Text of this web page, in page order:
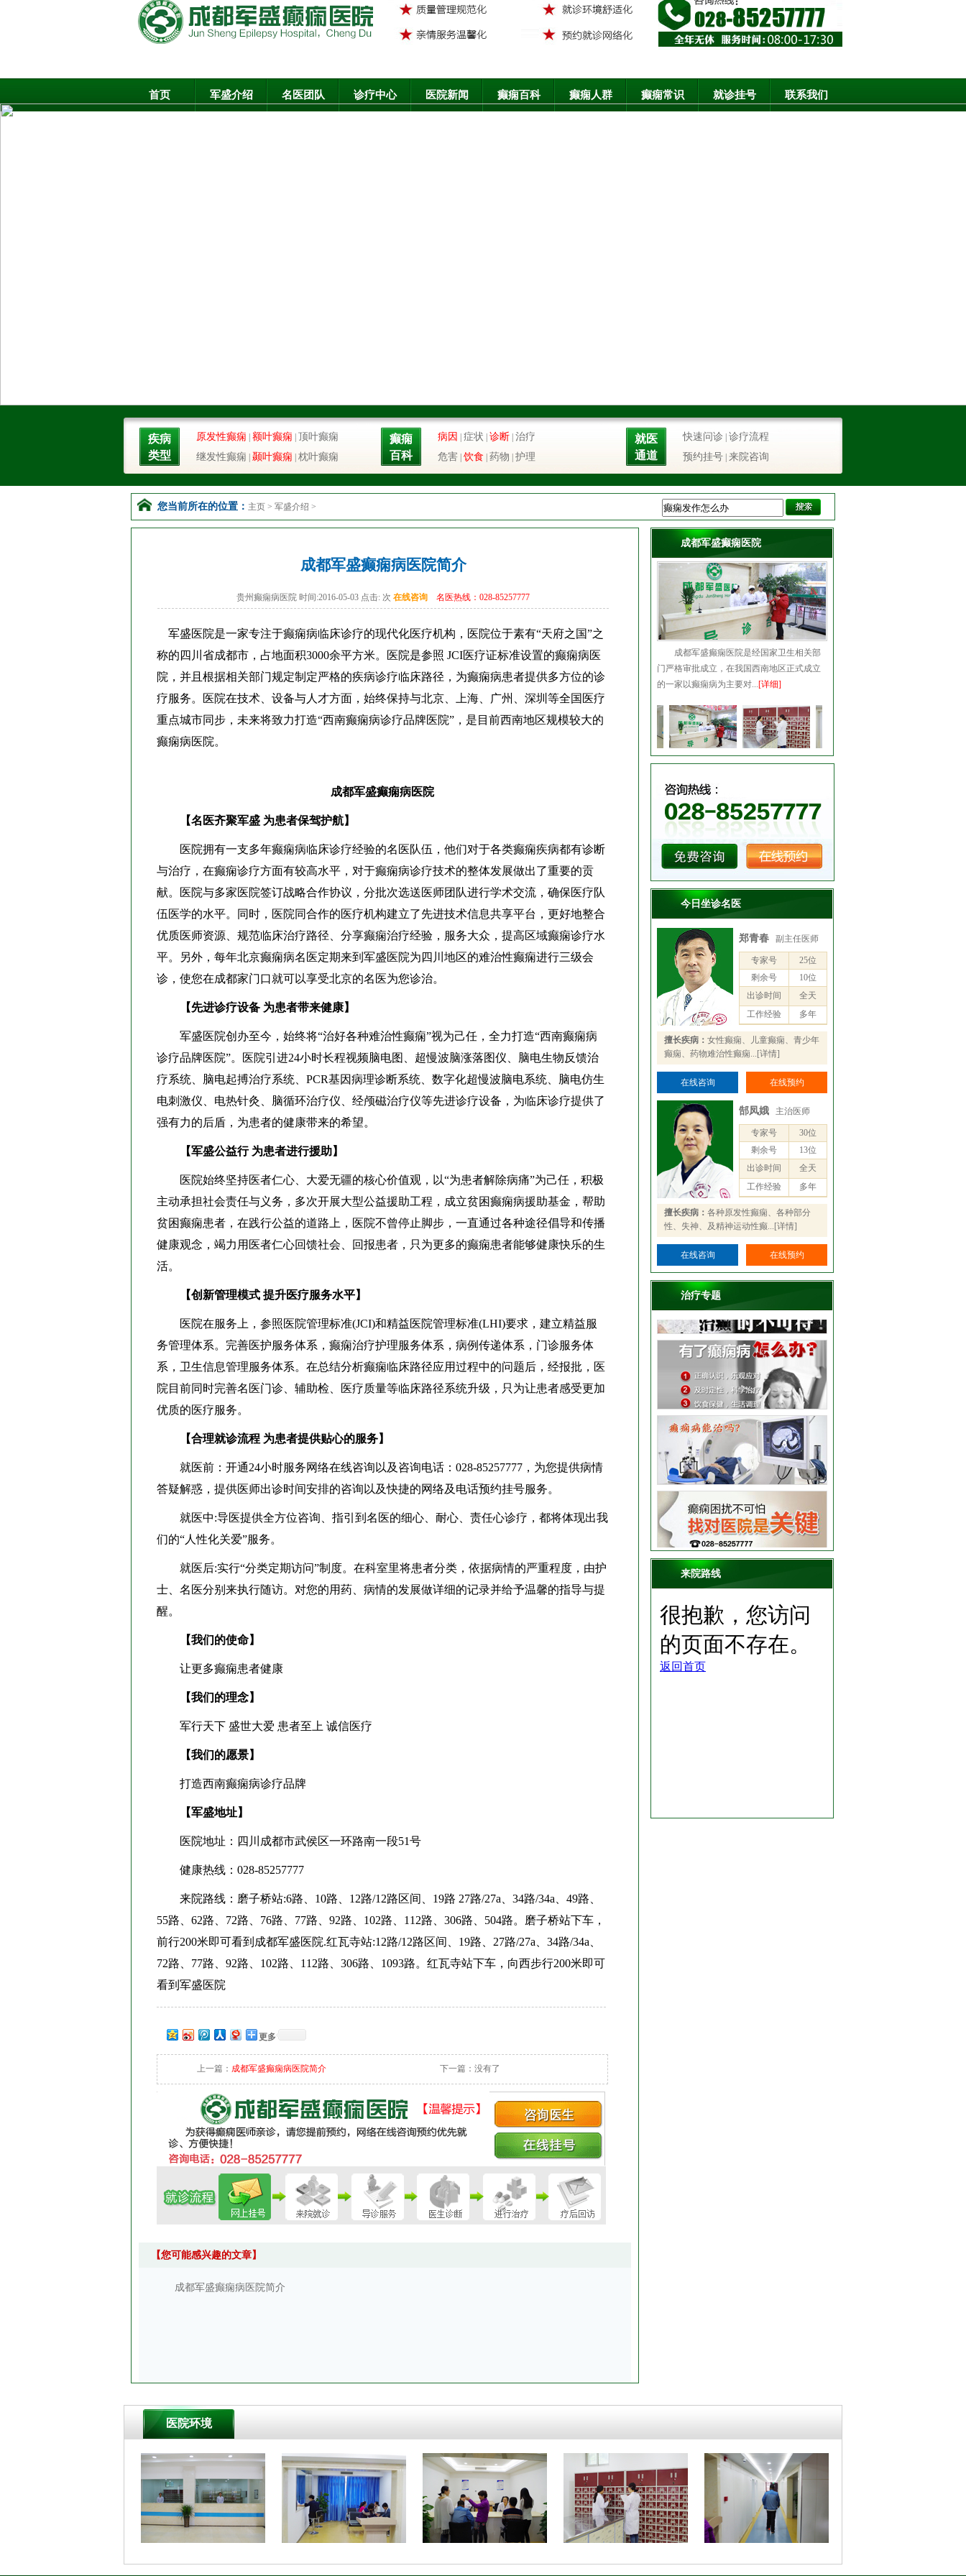
首页 军盛介绍 名医团队 诊疗中心 医院新闻 癫痫百科 癫痫人群 癫痫常识 就诊挂号 联系我们
疾病
类型
原发性癫痫 额叶癫痫 顶叶癫痫
继发性癫痫 颞叶癫痫 枕叶癫痫
癫痫
百科
病因 症状 诊断 治疗
危害 饮食 药物 护理
就医
通道
快速问诊 诊疗流程
预约挂号 来院咨询
您当前所在的位置： 主页 > 军盛介绍 >
成都军盛癫痫病医院简介
贵州癫痫病医院 时间:2016-05-03 点击: 次 在线咨询 名医热线：028-85257777
军盛医院是一家专注于癫痫病临床诊疗的现代化医疗机构，医院位于素有“天府之国”之
称的四川省成都市，占地面积3000余平方米。医院是参照 JCI医疗证标准设置的癫痫病医
院，并且根据相关部门规定制定严格的疾病诊疗临床路径，为癫痫病患者提供多方位的诊
疗服务。医院在技术、设备与人才方面，始终保持与北京、上海、广州、深圳等全国医疗
重点城市同步，未来将致力打造“西南癫痫病诊疗品牌医院”，是目前西南地区规模较大的
癫痫病医院。
成都军盛癫痫病医院
【名医齐聚军盛 为患者保驾护航】
医院拥有一支多年癫痫病临床诊疗经验的名医队伍，他们对于各类癫痫疾病都有诊断
与治疗，在癫痫诊疗方面有较高水平，对于癫痫病诊疗技术的整体发展做出了重要的贡
献。医院与多家医院签订战略合作协议，分批次选送医师团队进行学术交流，确保医疗队
伍医学的水平。同时，医院同合作的医疗机构建立了先进技术信息共享平台，更好地整合
优质医师资源、规范临床治疗路径、分享癫痫治疗经验，服务大众，提高区域癫痫诊疗水
平。另外，每年北京癫痫病名医定期来到军盛医院为四川地区的难治性癫痫进行三级会
诊，使您在成都家门口就可以享受北京的名医为您诊治。
【先进诊疗设备 为患者带来健康】
军盛医院创办至今，始终将“治好各种难治性癫痫”视为己任，全力打造“西南癫痫病
诊疗品牌医院”。医院引进24小时长程视频脑电图、超慢波脑涨落图仪、脑电生物反馈治
疗系统、脑电起搏治疗系统、PCR基因病理诊断系统、数字化超慢波脑电系统、脑电仿生
电刺激仪、电热针灸、脑循环治疗仪、经颅磁治疗仪等先进诊疗设备，为临床诊疗提供了
强有力的后盾，为患者的健康带来的希望。
【军盛公益行 为患者进行援助】
医院始终坚持医者仁心、大爱无疆的核心价值观，以“为患者解除病痛”为己任，积极
主动承担社会责任与义务，多次开展大型公益援助工程，成立贫困癫痫病援助基金，帮助
贫困癫痫患者，在践行公益的道路上，医院不曾停止脚步，一直通过各种途径倡导和传播
健康观念，竭力用医者仁心回馈社会、回报患者，只为更多的癫痫患者能够健康快乐的生
活。
【创新管理模式 提升医疗服务水平】
医院在服务上，参照医院管理标准(JCI)和精益医院管理标准(LHI)要求，建立精益服
务管理体系。完善医护服务体系，癫痫治疗护理服务体系，病例传递体系，门诊服务体
系，卫生信息管理服务体系。在总结分析癫痫临床路径应用过程中的问题后，经报批，医
院目前同时完善名医门诊、辅助检、医疗质量等临床路径系统升级，只为让患者感受更加
优质的医疗服务。
【合理就诊流程 为患者提供贴心的服务】
就医前：开通24小时服务网络在线咨询以及咨询电话：028-85257777，为您提供病情
答疑解惑，提供医师出诊时间安排的咨询以及快捷的网络及电话预约挂号服务。
就医中:导医提供全方位咨询、指引到名医的细心、耐心、责任心诊疗，都将体现出我
们的“人性化关爱”服务。
就医后:实行“分类定期访问”制度。在科室里将患者分类，依据病情的严重程度，由护
士、名医分别来执行随访。对您的用药、病情的发展做详细的记录并给予温馨的指导与提
醒。
【我们的使命】
让更多癫痫患者健康
【我们的理念】
军行天下 盛世大爱 患者至上 诚信医疗
【我们的愿景】
打造西南癫痫病诊疗品牌
【军盛地址】
医院地址：四川成都市武侯区一环路南一段51号
健康热线：028-85257777
来院路线：磨子桥站:6路、10路、12路/12路区间、19路 27路/27a、34路/34a、49路、
55路、62路、72路、76路、77路、92路、102路、112路、306路、504路。磨子桥站下车，
前行200米即可看到成都军盛医院.红瓦寺站:12路/12路区间、19路、27路/27a、34路/34a、
72路、77路、92路、102路、112路、306路、1093路。红瓦寺站下车，向西步行200米即可
看到军盛医院
更多
上一篇： 成都军盛癫痫病医院简介 下一篇：没有了
【您可能感兴趣的文章】
成都军盛癫痫病医院简介
成都军盛癫痫医院
成都军盛癫痫医院是经国家卫生相关部
门严格审批成立，在我国西南地区正式成立
的一家以癫痫病为主要对...[详细]
今日坐诊名医
郑青春 副主任医师
专家号
25位
剩余号
10位
出诊时间
全天
工作经验
多年
擅长疾病： 女性癫痫、儿童癫痫、青少年
癫痫、药物难治性癫痫... [详情]
在线咨询 在线预约
郜凤娥 主治医师
专家号
30位
剩余号
13位
出诊时间
全天
工作经验
多年
擅长疾病： 各种原发性癫痫、各种部分
性、失神、及精神运动性癫... [详情]
在线咨询 在线预约
治疗专题
来院路线
医院环境